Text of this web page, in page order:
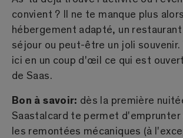
convient ? Il ne te manque plus
hébergement adapté, un
séjour ou peut-être un joli souvenir.
ici en un coup d'œil ce qui est
de Saas.
Bon à savoir: dès la première
Saastalcard te permet
les remontées mécaniques (à